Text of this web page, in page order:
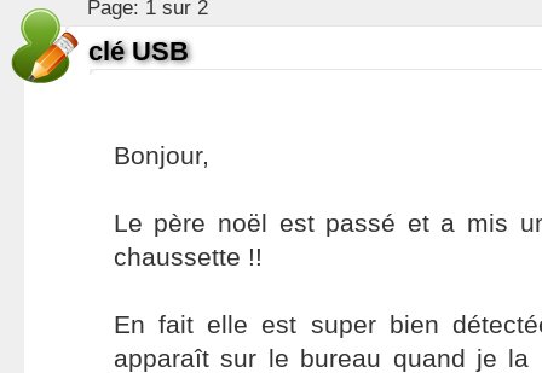
Page: 1 sur 2
clé USB
Bonjour,
Le père noël est passé et a mis
chaussette !!
En fait elle est super bien
apparaît sur le bureau quand je la